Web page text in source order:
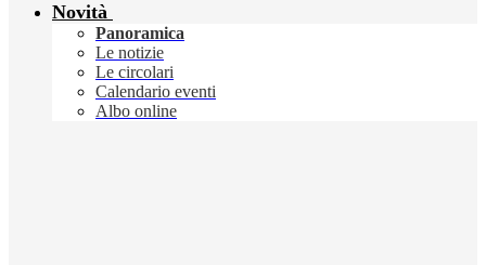
Novità
Panoramica
Le notizie
Le circolari
Calendario eventi
Albo online